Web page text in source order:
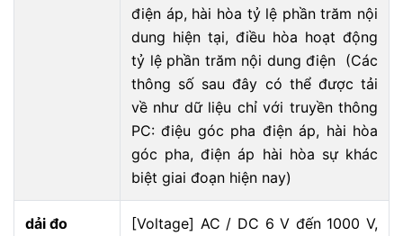
điện áp, hài hòa tỷ lệ phần trăm nội
dung hiện tại, điều hòa hoạt động
tỷ lệ phần trăm nội dung điện (Các
thông số sau đây có thể được tải
về như dữ liệu chỉ với truyền thông
PC: điệu góc pha điện áp, hài hòa
góc pha, điện áp hài hòa sự khác
biệt giai đoạn hiện nay)
dải đo
[Voltage] AC / DC 6 V đến 1000 V,